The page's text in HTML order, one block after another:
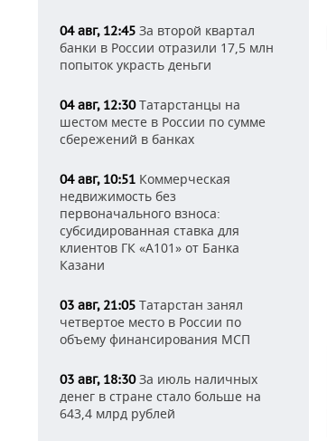
04 авг, 12:45 За второй квартал
банки в России отразили 17,5 млн
попыток украсть деньги
04 авг, 12:30Татарстанцы на
шестом месте в России по сумме
сбережений в банках
04 авг, 10:51 Коммерческая
недвижимость без
первоначального взноса:
субсидированная ставка для
клиентов ГК «А101» от Банка
Казани
03 авг, 21:05 Татарстан занял
четвертое место в России по
объему финансирования МСП
03 авг, 18:30За июль наличных
денег в стране стало больше на
643,4 млрд рублей